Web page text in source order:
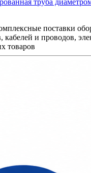
поставки
кабелей и проводов,
товаров